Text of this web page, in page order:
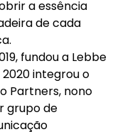
a essência
de cada
fundou a Lebbe
integrou o
Partners, nono
grupo de